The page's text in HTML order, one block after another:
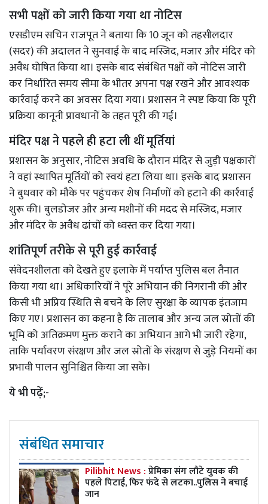
सभी पक्षों को जारी किया गया था नोटिस
एसडीएम सचिन राजपूत ने बताया कि 10 जून को तहसीलदार
(सदर) की अदालत ने सुनवाई के बाद मस्जिद, मजार और मंदिर को
अवैध घोषित किया था। इसके बाद संबंधित पक्षों को नोटिस जारी
कर निर्धारित समय सीमा के भीतर अपना पक्ष रखने और आवश्यक
कार्रवाई करने का अवसर दिया गया। प्रशासन ने स्पष्ट किया कि पूरी
प्रक्रिया कानूनी प्रावधानों के तहत पूरी की गई।
मंदिर पक्ष ने पहले ही हटा ली थीं मूर्तियां
प्रशासन के अनुसार, नोटिस अवधि के दौरान मंदिर से जुड़ी पक्षकारों
ने वहां स्थापित मूर्तियों को स्वयं हटा लिया था। इसके बाद प्रशासन
ने बुधवार को मौके पर पहुंचकर शेष निर्माणों को हटाने की कार्रवाई
शुरू की। बुलडोजर और अन्य मशीनों की मदद से मस्जिद, मजार
और मंदिर के अवैध ढांचों को ध्वस्त कर दिया गया।
शांतिपूर्ण तरीके से पूरी हुई कार्रवाई
संवेदनशीलता को देखते हुए इलाके में पर्याप्त पुलिस बल तैनात
किया गया था। अधिकारियों ने पूरे अभियान की निगरानी की और
किसी भी अप्रिय स्थिति से बचने के लिए सुरक्षा के व्यापक इंतजाम
किए गए। प्रशासन का कहना है कि तालाब और अन्य जल स्रोतों की
भूमि को अतिक्रमण मुक्त कराने का अभियान आगे भी जारी रहेगा,
ताकि पर्यावरण संरक्षण और जल स्रोतों के संरक्षण से जुड़े नियमों का
प्रभावी पालन सुनिश्चित किया जा सके।
ये भी पढ़ें;-
संबंधित समाचार
Pilibhit News :प्रेमिका संग लौटे युवक की
पहले पिटाई, फिर फंदे से लटका..पुलिस ने बचाई
जान